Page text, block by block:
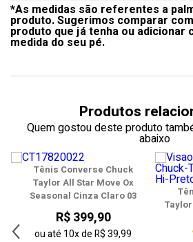
*As medidas são referentes a
produto. Sugerimos comparar
produto que já tenha ou adicionar
medida do seu pé.
35
39
41
Produtos
Quem gostou deste produto
abaixo
Tênis Converse Chuck
Taylor All Star Move Ox
Seasonal Cinza Claro 03
R$ 399,90
ou até 10xdeR$ 39,99